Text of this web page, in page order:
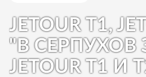
JETOUR T1,
"В СЕРПУХОВ
JETOUR T1 И